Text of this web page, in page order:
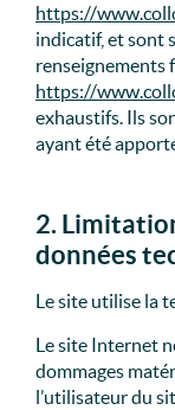
https://
indicatif, et sont
renseignements
https://
exhaustifs. Ils
ayant été
2.
données
Le site utilise la
Le site Internet
dommages
l’utilisateur du